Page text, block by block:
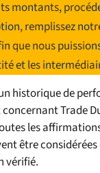
montants,
remplissez
que nous
et les
historique de
Trade
les
être
vérifié.